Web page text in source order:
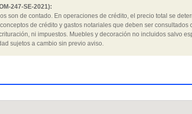
247-SE-2021):
son de contado. En operaciones de crédito, el precio total se
de crédito y gastos notariales que deben ser consultados
ni impuestos. Muebles y decoración no incluidos salvo
sujetos a cambio sin previo aviso.